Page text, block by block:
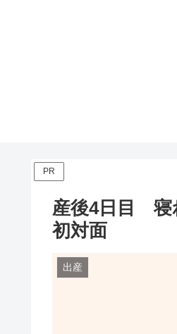
PR
産後4日目
初対面
出産